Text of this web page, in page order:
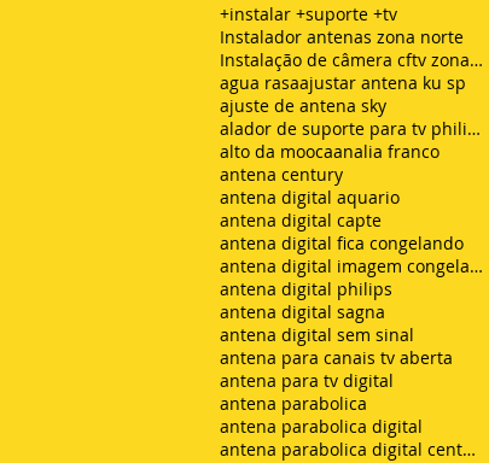
+instalar +suporte +tv
Instalador antenas zona norte
Instalação de câmera cftv zona leste sp
agua rasaajustar antena ku sp
ajuste de antena sky
alador de suporte para tv philips
alto da moocaanalia franco
antena century
antena digital aquario
antena digital capte
antena digital fica congelando
antena digital imagem congelando
antena digital philips
antena digital sagna
antena digital sem sinal
antena para canais tv aberta
antena para tv digital
antena parabolica
antena parabolica digital
antena parabolica digital century